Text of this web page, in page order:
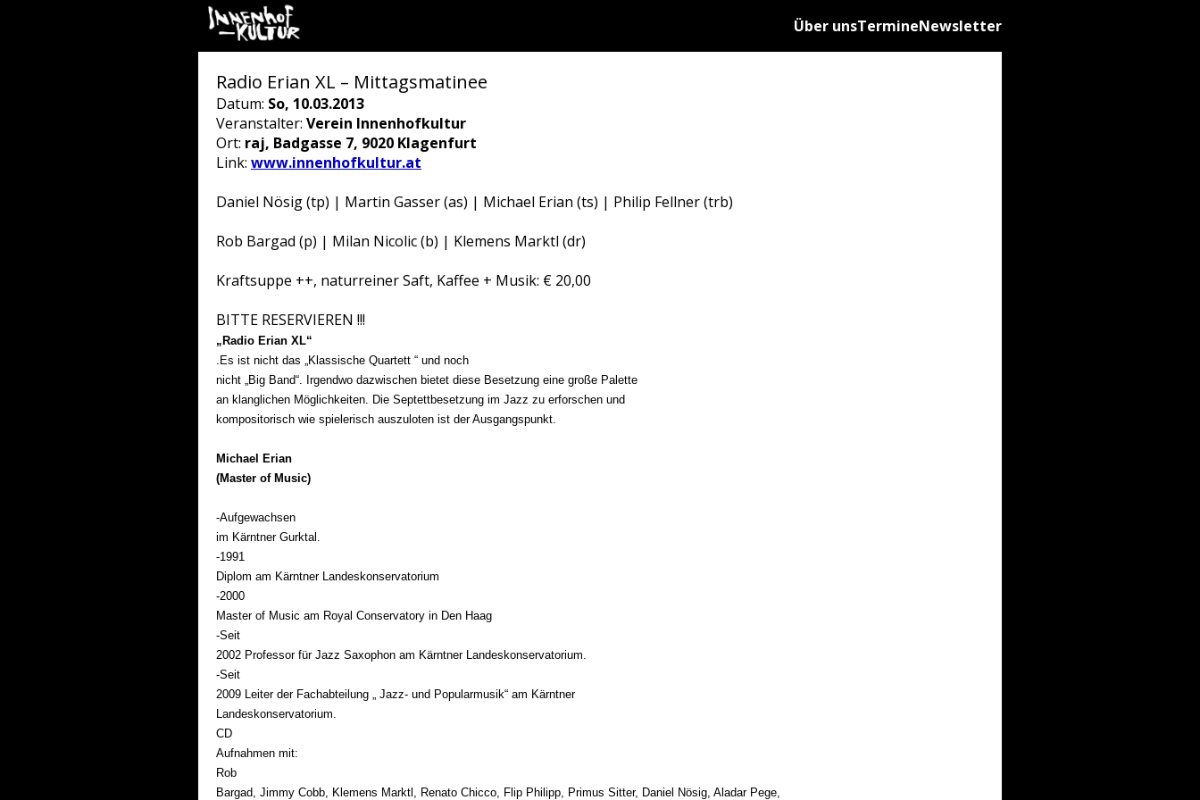
Über unsTermineNewsletter
Radio Erian XL – Mittagsmatinee
Datum: So, 10.03.2013
Veranstalter: Verein Innenhofkultur
Ort: raj, Badgasse 7, 9020 Klagenfurt
Link: www.innenhofkultur.at
Daniel Nösig (tp) | Martin Gasser (as) | Michael Erian (ts) | Philip Fellner (trb)
Rob Bargad (p) | Milan Nicolic (b) | Klemens Marktl (dr)
Kraftsuppe ++, naturreiner Saft, Kaffee + Musik: € 20,00
BITTE RESERVIEREN !!!
„Radio Erian XL“
.Es ist nicht das „Klassische Quartett “ und noch
nicht „Big Band“. Irgendwo dazwischen bietet diese Besetzung eine große Palette
an klanglichen Möglichkeiten. Die Septettbesetzung im Jazz zu erforschen und
kompositorisch wie spielerisch auszuloten ist der Ausgangspunkt.
Michael Erian
(Master of Music)
-Aufgewachsen
im Kärntner Gurktal.
-1991
Diplom am Kärntner Landeskonservatorium
-2000
Master of Music am Royal Conservatory in Den Haag
-Seit
2002 Professor für Jazz Saxophon am Kärntner Landeskonservatorium.
-Seit
2009 Leiter der Fachabteilung „ Jazz- und Popularmusik“ am Kärntner
Landeskonservatorium.
CD
Aufnahmen mit:
Rob
Bargad, Jimmy Cobb, Klemens Marktl, Renato Chicco, Flip Philipp, Primus Sitter, Daniel Nösig, Aladar Pege,